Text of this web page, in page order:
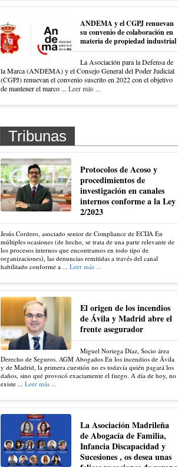
ANDEMA y el CGPJ renuevan
su convenio de colaboración en
materia de propiedad industrial
La Asociación para la Defensa de
la Marca (ANDEMA) y el Consejo General del Poder Judicial
(CGPJ) renuevan el convenio suscrito en 2022 con el objetivo
de mantener el marco ... Leer más ...
Tribunas
Protocolos de Acoso y
procedimientos de
investigación en canales
internos conforme a la Ley
2/2023
Jesús Cordero, asociado senior de Compliance de ECIJA En
múltiples ocasiones (de hecho, se trata de una parte relevante de
los procesos internos que encontramos en todo tipo de
organizaciones), las denuncias remitidas a través del canal
habilitado conforme a ... Leer más ...
El origen de los incendios
de Ávila y Madrid abre el
frente asegurador
Miguel Noriega Díaz, Socio área
Derecho de Seguros. AGM Abogados En los incendios de Ávila
y de Madrid, la primera cuestión no es todavía quién pagará los
daños, sino qué provocó exactamente el fuego. A día de hoy, no
existe ... Leer más ...
La Asociación Madrileña
de Abogacía de Familia,
Infancia Discapacidad y
Sucesiones , os desea unas